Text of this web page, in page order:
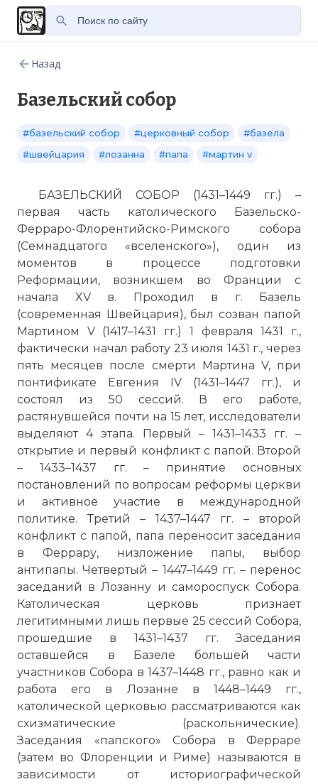
Назад
Базельский собор
#базельский собор #церковный собор
#базела
#швейцария
#лозанна #папа #мартин v
БАЗЕЛЬСКИЙ СОБОР (1431–1449 гг.) –
первая часть католического Базельско-
Ферраро-Флорентийско-Римского собора
(Семнадцатого «вселенского»), один из
моментов в процессе подготовки
Реформации, возникшем во Франции с
начала XV в. Проходил в г. Базель
(современная Швейцария), был созван папой
Мартином V (1417–1431 гг.) 1 февраля 1431 г.,
фактически начал работу 23 июля 1431 г., через
пять месяцев после смерти Мартина V, при
понтификате Евгения IV (1431–1447 гг.), и
состоял из 50 сессий. В его работе,
растянувшейся почти на 15 лет, исследователи
выделяют 4 этапа. Первый – 1431–1433 гг. –
открытие и первый конфликт с папой. Второй
– 1433–1437 гг. – принятие основных
постановлений по вопросам реформы церкви
и активное участие в международной
политике. Третий – 1437–1447 гг. – второй
конфликт с папой, папа переносит заседания
в Феррару, низложение папы, выбор
антипапы. Четвертый – 1447–1449 гг. – перенос
заседаний в Лозанну и самороспуск Собора.
Католическая церковь признает
легитимными лишь первые 25 сессий Собора,
прошедшие в 1431–1437 гг. Заседания
оставшейся в Базеле большей части
участников Собора в 1437–1448 гг., равно как и
работа его в Лозанне в 1448–1449 гг.,
католической церковью рассматриваются как
схизматические (раскольнические).
Заседания «папского» Собора в Ферраре
(затем во Флоренции и Риме) называются в
зависимости от историографической